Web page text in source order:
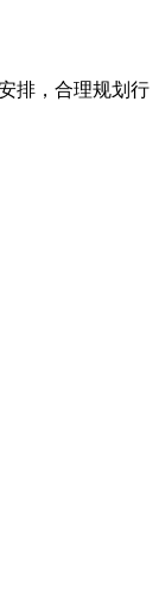
排，合理规划行